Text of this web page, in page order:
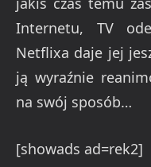
Internetu, TV
Netflixa daje jej
ją wyraźnie
na swój sposób…
[showads ad=rek2]